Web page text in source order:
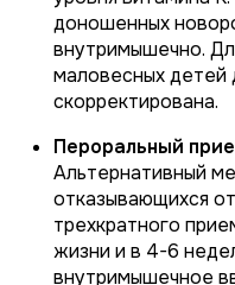
доношенных
внутримышечно.
маловесных детей
скорректирована.
Пероральный
Альтернативный
отказывающихся
трехкратного
жизни и в 4-6
внутримышечное